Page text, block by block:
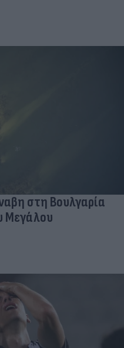
στη Βουλγαρία
Μεγάλου